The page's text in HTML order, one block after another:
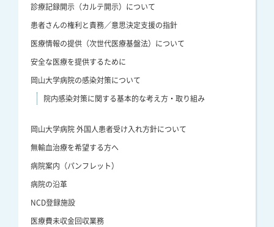
診療記録開示（カルテ開示）について
患者さんの権利と責務／意思決定支援の指針
医療情報の提供（次世代医療基盤法）について
安全な医療を提供するために
岡山大学病院の感染対策について
院内感染対策に関する基本的な考え方・取り組み
岡山大学病院 外国人患者受け入れ方針について
無輸血治療を希望する方へ
病院案内（パンフレット）
病院の沿革
NCD登録施設
医療費未収金回収業務